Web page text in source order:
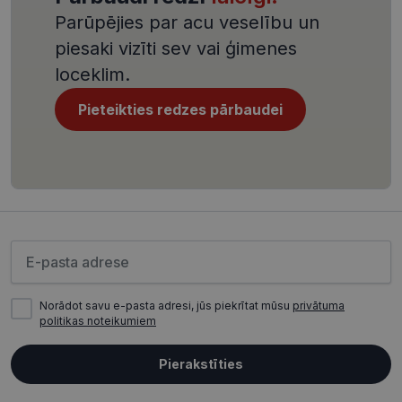
Parūpējies par acu veselību un
piesaki vizīti sev vai ģimenes
loceklim.
Pieteikties redzes pārbaudei
Norādot savu e-pasta adresi, jūs piekrītat mūsu privātuma
politikas noteikumiem
Pierakstīties
Nodrošinātājs /
Derīguma
Joma
termiņš
ttcsid_CQJIS6BC77U08RGLT1MG .visionexpress.lv
2 mēneši
ttcsid
.visionexpress.lv
2 mēneši